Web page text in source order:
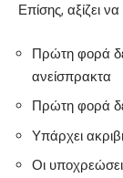
Επίσης, αξίζει να
Πρώτη φορά
ανείσπρακτα
Πρώτη φορά
Υπάρχει
Οι